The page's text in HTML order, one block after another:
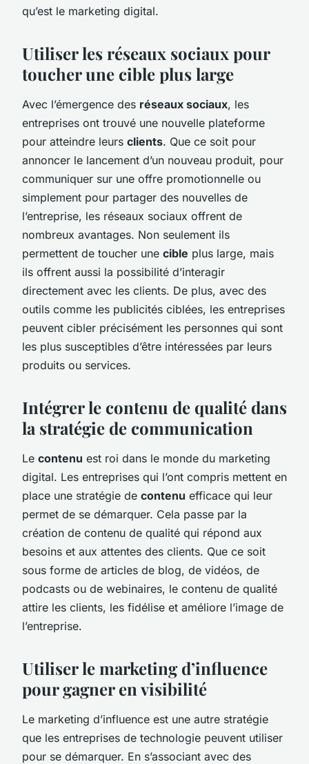
qu’est le marketing digital.
Utiliser les réseaux sociaux pour
toucher une cible plus large
Avec l’émergence des réseaux sociaux, les
entreprises ont trouvé une nouvelle plateforme
pour atteindre leurs clients. Que ce soit pour
annoncer le lancement d’un nouveau produit, pour
communiquer sur une offre promotionnelle ou
simplement pour partager des nouvelles de
l’entreprise, les réseaux sociaux offrent de
nombreux avantages. Non seulement ils
permettent de toucher une cible plus large, mais
ils offrent aussi la possibilité d’interagir
directement avec les clients. De plus, avec des
outils comme les publicités ciblées, les entreprises
peuvent cibler précisément les personnes qui sont
les plus susceptibles d’être intéressées par leurs
produits ou services.
Intégrer le contenu de qualité dans
la stratégie de communication
Le contenu est roi dans le monde du marketing
digital. Les entreprises qui l’ont compris mettent en
place une stratégie de contenu efficace qui leur
permet de se démarquer. Cela passe par la
création de contenu de qualité qui répond aux
besoins et aux attentes des clients. Que ce soit
sous forme de articles de blog, de vidéos, de
podcasts ou de webinaires, le contenu de qualité
attire les clients, les fidélise et améliore l’image de
l’entreprise.
Utiliser le marketing d’influence
pour gagner en visibilité
Le marketing d’influence est une autre stratégie
que les entreprises de technologie peuvent utiliser
pour se démarquer. En s’associant avec des